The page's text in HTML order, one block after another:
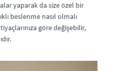
yaparak da size özel bir
beslenme nasıl olmalı
göre değişebilir,